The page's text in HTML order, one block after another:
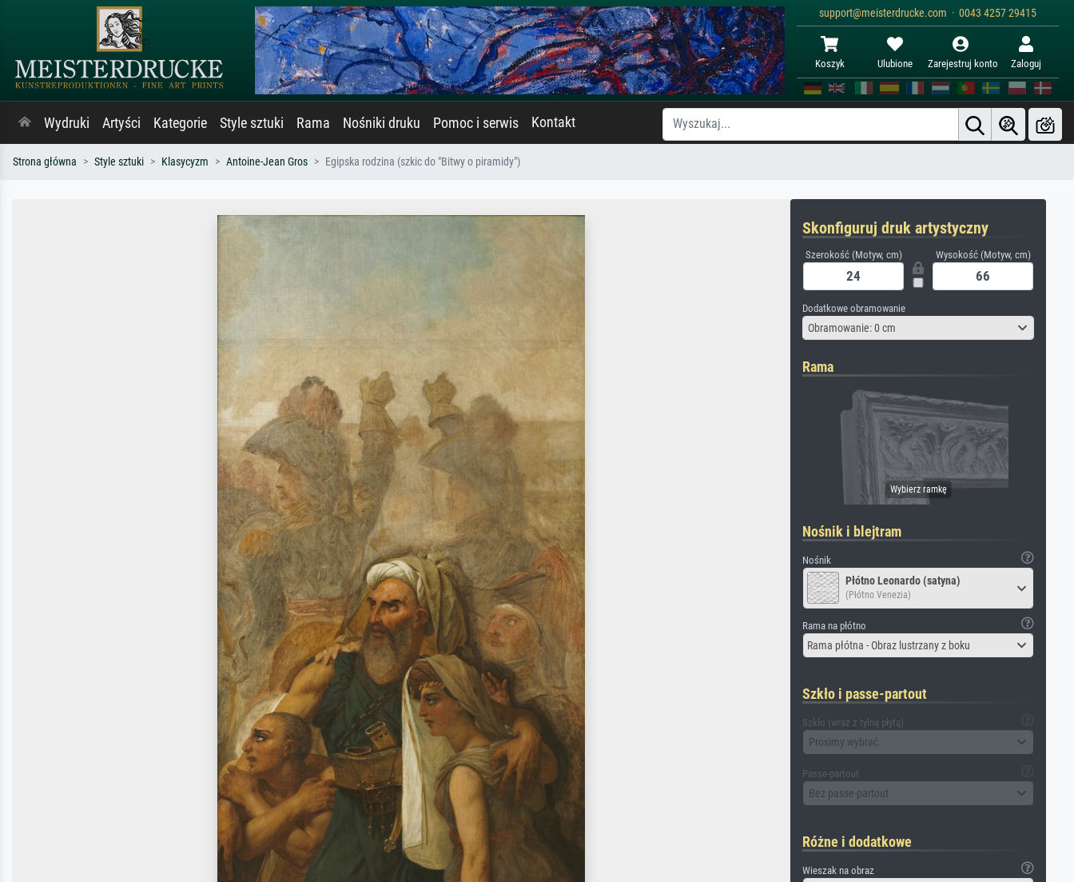
support@meisterdrucke.com · 0043 4257 29415
Koszyk Ulubione Zarejestruj konto Zaloguj
Wydruki Artyści Kategorie Style sztuki Rama Nośniki druku Pomoc i serwis Kontakt
Strona główna Style sztuki Klasycyzm Antoine-Jean Gros Egipska rodzina (szkic do "Bitwy o piramidy")
Skonfiguruj druk artystyczny
Szerokość (Motyw, cm) Wysokość (Motyw, cm)
Dodatkowe obramowanie
Obramowanie: 0 cm
Rama
Nośnik i blejtram
Nośnik
Płótno Leonardo (satyna)
(Płótno Venezia)
Rama na płótno
Rama płótna - Obraz lustrzany z boku
Szkło i passe-partout
Szkło (wraz z tylną płytą)
Prosimy wybrać
Passe-partout
Bez passe-partout
Różne i dodatkowe
Wieszak na obraz